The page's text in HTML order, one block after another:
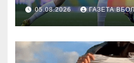
05.08.2026 ГАЗЕТА